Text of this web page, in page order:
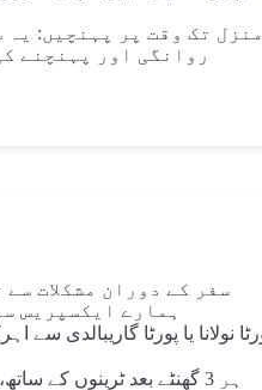
تک وقت پر پہنچیں: یہ
روانگی اور پہنچنے
سفر کے دوران مشکلات
ہمارے ایکسپریس
نولانا یا پورٹا گاریبالدی سے
ہر 3 گھنٹے بعد ٹرینوں کے